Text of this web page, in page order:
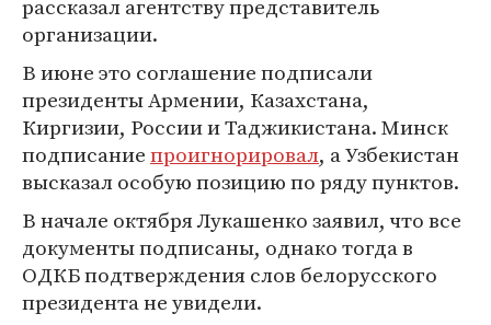
рассказал агентству представитель
организации.
В июне это соглашение подписали
президенты Армении, Казахстана,
Киргизии, России и Таджикистана. Минск
подписаниепроигнорировал, а Узбекистан
высказал особую позицию по ряду пунктов.
В начале октября Лукашенко заявил, что все
документы подписаны, однако тогда в
ОДКБ подтверждения слов белорусского
президента не увидели.